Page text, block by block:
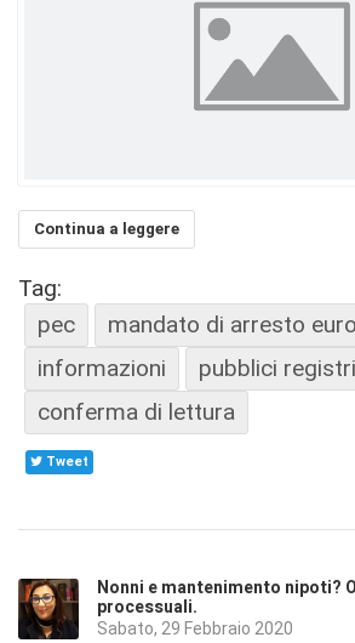
Continua a leggere
Tag:
pec
mandato di arresto
informazioni
pubblici registri
conferma di lettura
Tweet
Nonni e mantenimento nipoti?
processuali.
Sabato, 29 Febbraio 2020